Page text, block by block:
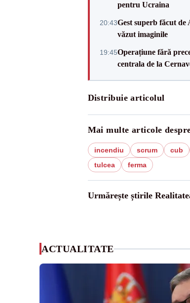
pentru Ucraina
20:43Gest superb făcut
văzut imaginile
19:45Operațiune fără
centrala de la
Distribuie articolul
Mai multe articole
incendiu scrum cub
tulcea
ferma
Urmărește știrile
ACTUALITATE